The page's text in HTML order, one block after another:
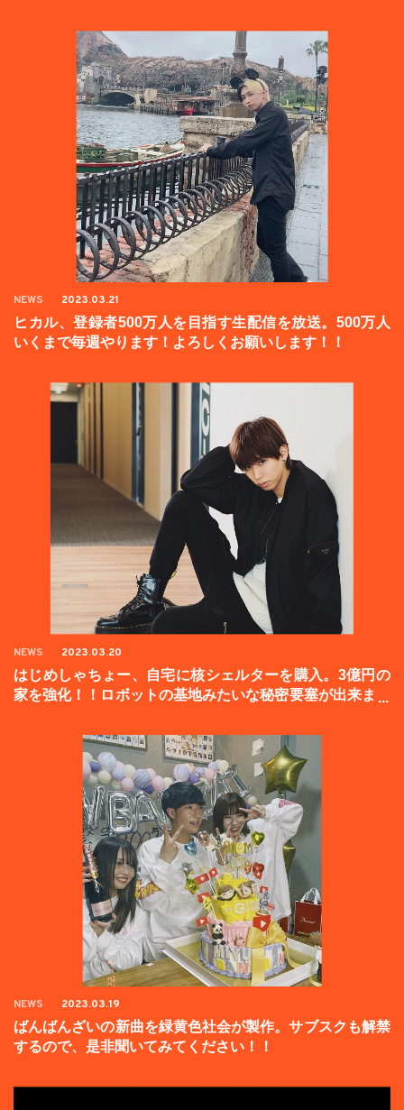
NEWS 2023.03.21
ヒカル、登録者500万人を目指す生配信を放送。500万人
いくまで毎週やります！よろしくお願いします！！
NEWS 2023.03.20
はじめしゃちょー、自宅に核シェルターを購入。3億円の
家を強化！！ロボットの基地みたいな秘密要塞が出来まし
NEWS 2023.03.19
ばんばんざいの新曲を緑黄色社会が製作。サブスクも解禁
するので、是非聞いてみてください！！